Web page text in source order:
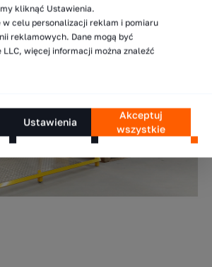
kliknąć Ustawienia.
w celu personalizacji reklam i pomiaru
reklamowych. Dane mogą być
LLC, więcej informacji można znaleźć
Ustawienia
Akceptuj
wszystkie